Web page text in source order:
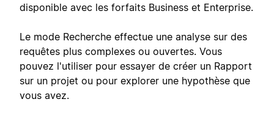
disponible avec les forfaits Business et Enterprise.
Le mode Recherche effectue une analyse sur des
requêtes plus complexes ou ouvertes. Vous
pouvez l'utiliser pour essayer de créer un Rapport
sur un projet ou pour explorer une hypothèse que
vous avez.